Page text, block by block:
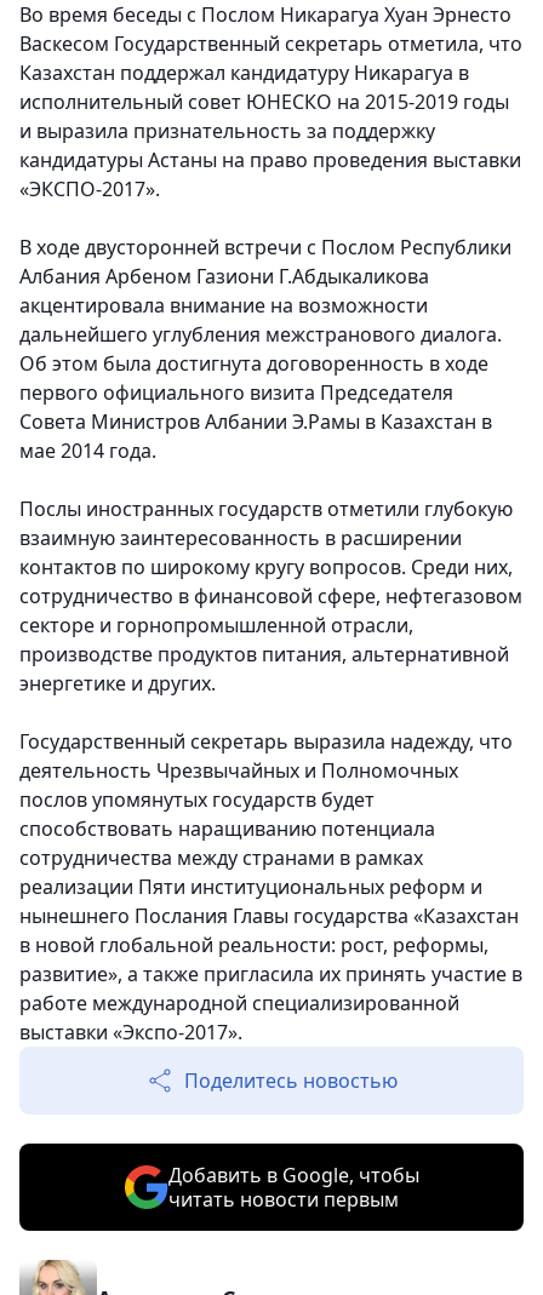
Во время беседы с Послом Никарагуа Хуан Эрнесто
Васкесом Государственный секретарь отметила, что
Казахстан поддержал кандидатуру Никарагуа в
исполнительный совет ЮНЕСКО на 2015-2019 годы
и выразила признательность за поддержку
кандидатуры Астаны на право проведения выставки
«ЭКСПО-2017».
В ходе двусторонней встречи с Послом Республики
Албания Арбеном Газиони Г.Абдыкаликова
акцентировала внимание на возможности
дальнейшего углубления межстранового диалога.
Об этом была достигнута договоренность в ходе
первого официального визита Председателя
Совета Министров Албании Э.Рамы в Казахстан в
мае 2014 года.
Послы иностранных государств отметили глубокую
взаимную заинтересованность в расширении
контактов по широкому кругу вопросов. Среди них,
сотрудничество в финансовой сфере, нефтегазовом
секторе и горнопромышленной отрасли,
производстве продуктов питания, альтернативной
энергетике и других.
Государственный секретарь выразила надежду, что
деятельность Чрезвычайных и Полномочных
послов упомянутых государств будет
способствовать наращиванию потенциала
сотрудничества между странами в рамках
реализации Пяти институциональных реформ и
нынешнего Послания Главы государства «Казахстан
в новой глобальной реальности: рост, реформы,
развитие», а также пригласила их принять участие в
работе международной специализированной
выставки «Экспо-2017».
Поделитесь новостью
Добавить в Google, чтобы
читать новости первым